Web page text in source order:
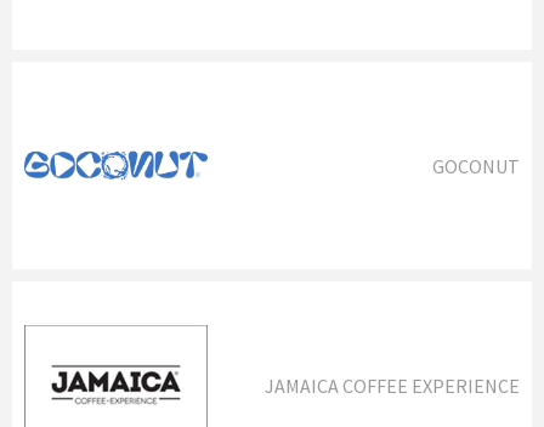
GOCONUT
JAMAICA COFFEE EXPERIENCE